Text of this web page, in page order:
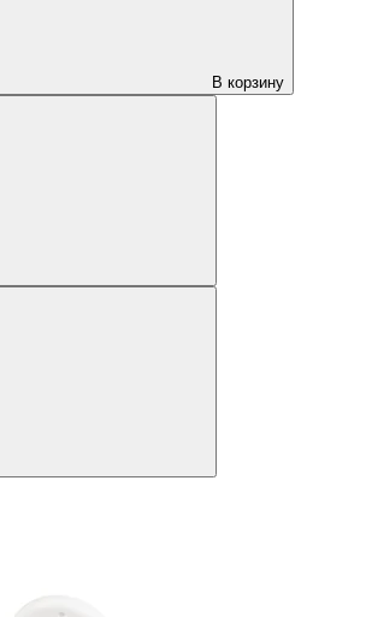
В корзину